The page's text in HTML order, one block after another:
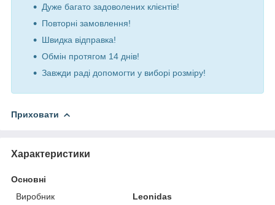
Дуже багато задоволених клієнтів!
Повторні замовлення!
Швидка відправка!
Обмін протягом 14 днів!
Завжди раді допомогти у виборі розміру!
Приховати
Характеристики
Основні
Виробник
Leonidas